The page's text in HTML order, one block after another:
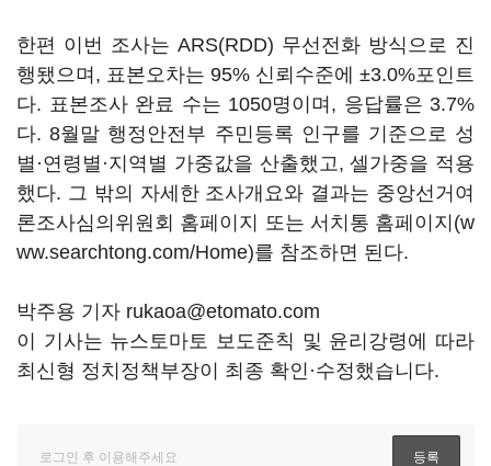
한편 이번 조사는 ARS(RDD) 무선전화 방식으로 진
행됐으며, 표본오차는 95% 신뢰수준에 ±3.0%포인트
다. 표본조사 완료 수는 1050명이며, 응답률은 3.7%
다. 8월말 행정안전부 주민등록 인구를 기준으로 성
별·연령별·지역별 가중값을 산출했고, 셀가중을 적용
했다. 그 밖의 자세한 조사개요와 결과는 중앙선거여
론조사심의위원회 홈페이지 또는 서치통 홈페이지(w
ww.searchtong.com/Home)를 참조하면 된다.
박주용 기자 rukaoa@etomato.com
이 기사는 뉴스토마토 보도준칙 및 윤리강령에 따라
최신형 정치정책부장이 최종 확인·수정했습니다.